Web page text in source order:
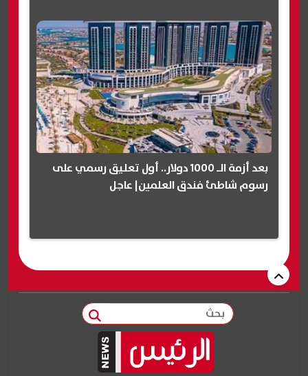
بعد أزمة الـ 1000 دولار.. أول تعليق رسمي على
رسوم شاطئ فندق العلمين| عاجل
بحث